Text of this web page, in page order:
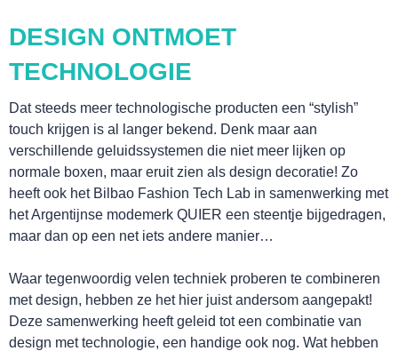
DESIGN ONTMOET
TECHNOLOGIE
Dat steeds meer technologische producten een “stylish”
touch krijgen is al langer bekend. Denk maar aan
verschillende geluidssystemen die niet meer lijken op
normale boxen, maar eruit zien als design decoratie! Zo
heeft ook het Bilbao Fashion Tech Lab in samenwerking met
het Argentijnse modemerk QUIER een steentje bijgedragen,
maar dan op een net iets andere manier…
Waar tegenwoordig velen techniek proberen te combineren
met design, hebben ze het hier juist andersom aangepakt!
Deze samenwerking heeft geleid tot een combinatie van
design met technologie, een handige ook nog. Wat hebben